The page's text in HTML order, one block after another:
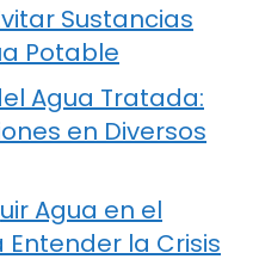
Sustancias
Potable
Agua Tratada:
en Diversos
Agua en el
la Crisis